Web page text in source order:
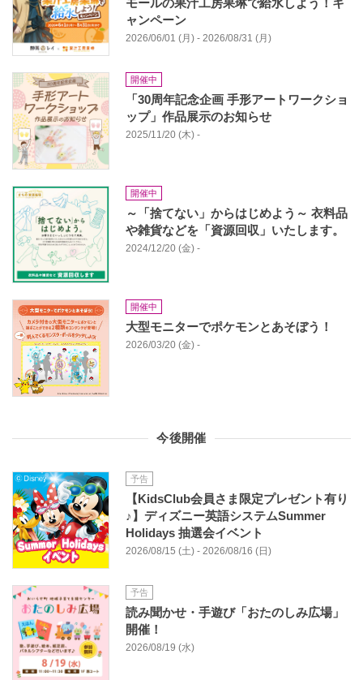
モールの果汁工房果琳で給水しよう！キ
ャンペーン
2026/06/01 (月) - 2026/08/31 (月)
開催中
「30周年記念企画 手形アートワークショ
ップ」作品展示のお知らせ
2025/11/20 (木) -
開催中
～「捨てない」からはじめよう～ 衣料品
や雑貨などを「資源回収」いたします。
2024/12/20 (金) -
開催中
大型モニターでポケモンとあそぼう！
2026/03/20 (金) -
今後開催
予告
【KidsClub会員さま限定プレゼント有り
♪】ディズニー英語システムSummer
Holidays 抽選会イベント
2026/08/15 (土) - 2026/08/16 (日)
予告
読み聞かせ・手遊び「おたのしみ広場」
開催！
2026/08/19 (水)